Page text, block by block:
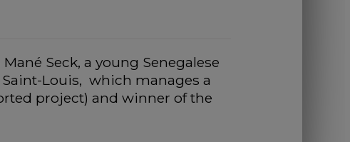
Seck, a young Senegalese
Louis,  which manages a
project) and winner of the